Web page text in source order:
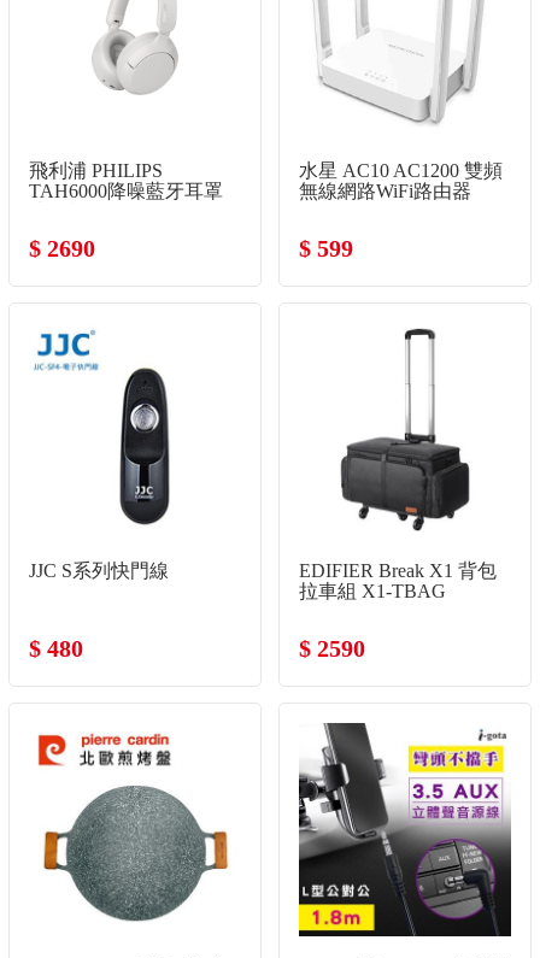
飛利浦 PHILIPS
TAH6000降噪藍牙耳罩
$ 2690
水星 AC10 AC1200 雙頻
無線網路WiFi路由器
$ 599
JJC S系列快門線
$ 480
EDIFIER Break X1 背包
拉車組 X1-TBAG
$ 2590